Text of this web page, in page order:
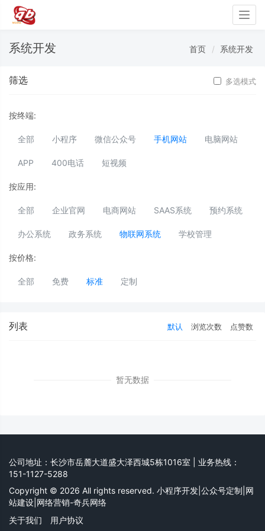
系统开发 首页 系统开发
筛选 多选模式
按终端:
全部 小程序 微信公众号 手机网站 电脑网站
APP 400电话 短视频
按应用:
全部 企业官网 电商网站 SAAS系统 预约系统
办公系统 政务系统 物联网系统 学校管理
按价格:
全部 免费 标准 定制
列表 默认 浏览次数 点赞数
暂无数据
公司地址：长沙市岳麓大道盛大泽西城5栋1016室 | 业务热线：
151-1127-5288
Copyright © 2026 All rights reserved. 小程序开发|公众号定制|网
站建设|网络营销-奇兵网络
关于我们
用户协议